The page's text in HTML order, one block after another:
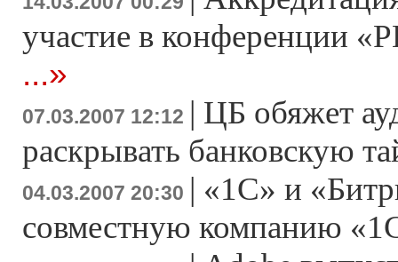
участие в конференции
...»
07.03.2007 12:12 | ЦБ обяжет
раскрывать банковскую
04.03.2007 20:30 | «1С» и
совместную компанию